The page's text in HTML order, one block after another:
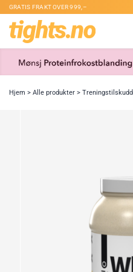
GRATIS FRAKT OVER 999,–
Hjem > Alle produkter > Treningstilskudd